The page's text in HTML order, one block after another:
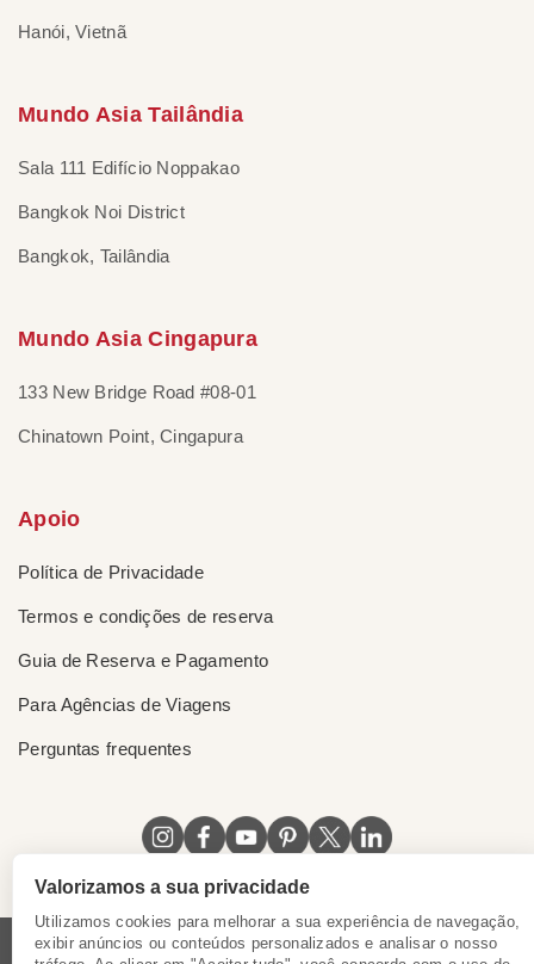
Hanói, Vietnã
Mundo Asia Tailândia
Sala 111 Edifício Noppakao
Bangkok Noi District
Bangkok, Tailândia
Mundo Asia Cingapura
133 New Bridge Road #08-01
Chinatown Point, Cingapura
Apoio
Política de Privacidade
Termos e condições de reserva
Guia de Reserva e Pagamento
Para Agências de Viagens
Perguntas frequentes
Valorizamos a sua privacidade
Utilizamos cookies para melhorar a sua experiência de navegação,
exibir anúncios ou conteúdos personalizados e analisar o nosso